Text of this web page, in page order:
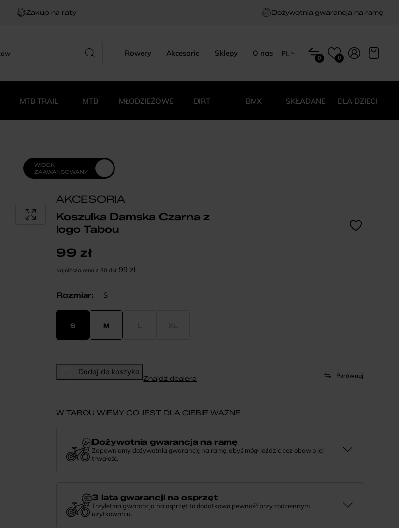
Zakup na raty Dożywotnia gwarancja na ramę
Rowery Akcesoria Sklepy O nas
PL
0 0
MTB TRAIL MTB MŁODZIEŻOWE DIRT BMX SKŁADANE DLA DZIECI
WIDOK
ZAAWANSOWANY
AKCESORIA
Koszulka Damska Czarna z
logo Tabou
99 zł
Najniższa cena z 30 dni: 99 zł
Rozmiar: S
S M
Dodaj do koszyka Porównaj
Znajdź dealera
W TABOU WIEMY CO JEST DLA CIEBIE WAŻNE
Dożywotnia gwarancja na ramę
Zapewniamy dożywotnią gwarancję na ramę, abyś mógł jeździć bez obaw o jej
trwałość.
3 lata gwarancji na osprzęt
Trzyletnia gwarancja na osprzęt to dodatkowa pewność przy codziennym
użytkowaniu.